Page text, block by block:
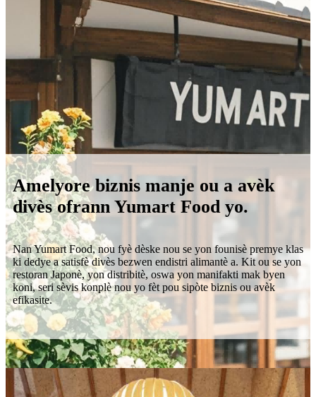
Amelyore biznis manje ou a avèk
divès ofrann Yumart Food yo.
Nan Yumart Food, nou fyè dèske nou se yon founisè premye klas
ki dedye a satisfè divès bezwen endistri alimantè a. Kit ou se yon
restoran Japonè, yon distribitè, oswa yon manifakti mak byen
koni, seri sèvis konplè nou yo fèt pou sipòte biznis ou avèk
efikasite.